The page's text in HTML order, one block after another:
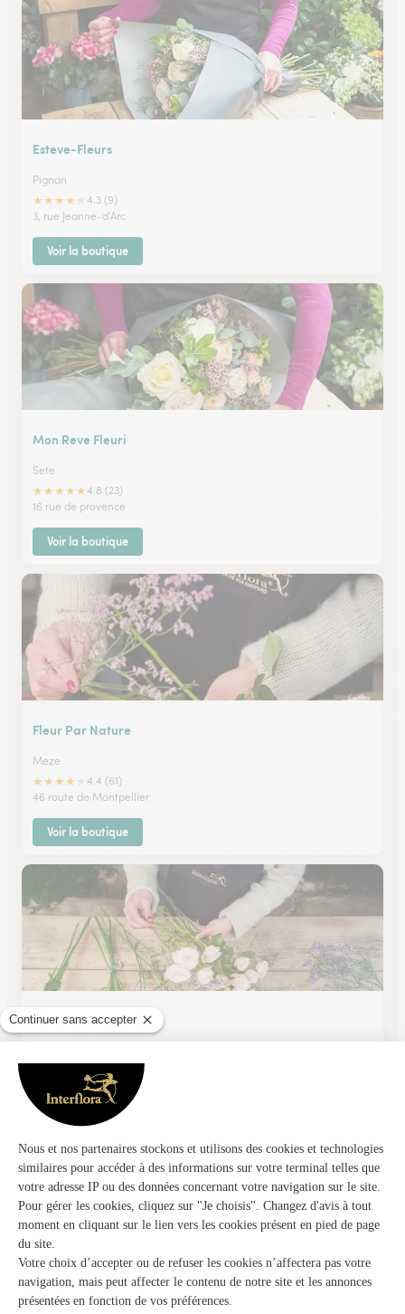
Esteve-Fleurs
Pignan
★★★★
4.3 (9)
3, rue Jeanne-d'Arc
Voir la boutique
Mon Reve Fleuri
Sete
★★★★★4.8 (23)
16 rue de provence
Voir la boutique
Fleur Par Nature
Meze
★★★★
4.4 (61)
46 route de Montpellier
Voir la boutique
Fleur Par Nature
★4.8 (40)
2, avenue du Château
Voir la boutique
Porte des Lilas